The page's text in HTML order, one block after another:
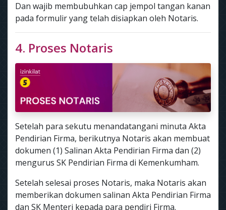
Dan wajib membubuhkan cap jempol tangan kanan
pada formulir yang telah disiapkan oleh Notaris.
4. Proses Notaris
Setelah para sekutu menandatangani minuta Akta
Pendirian Firma, berikutnya Notaris akan membuat
dokumen (1) Salinan Akta Pendirian Firma dan (2)
mengurus SK Pendirian Firma di Kemenkumham.
Setelah selesai proses Notaris, maka Notaris akan
memberikan dokumen salinan Akta Pendirian Firma
dan SK Menteri kepada para pendiri Firma.